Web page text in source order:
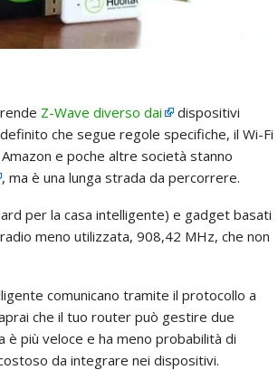
Z-Wave diverso dai
dispositivi
che segue regole specifiche, il Wi-Fi
e poche altre società stanno
, ma è una lunga strada da percorrere.
per la casa intelligente) e gadget basati
meno utilizzata, 908,42 MHz, che non
comunicano tramite il protocollo a
che il tuo router può gestire due
è più veloce e ha meno probabilità di
da integrare nei dispositivi.